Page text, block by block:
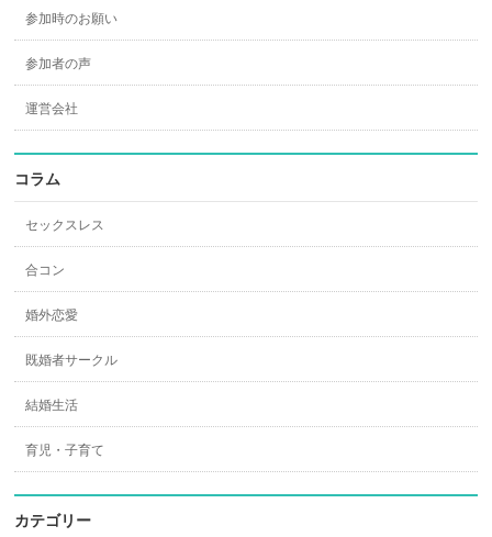
参加時のお願い
参加者の声
運営会社
コラム
セックスレス
合コン
婚外恋愛
既婚者サークル
結婚生活
育児・子育て
カテゴリー